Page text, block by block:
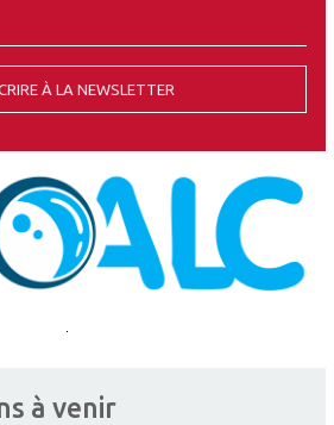
À LA NEWSLETTER
à venir